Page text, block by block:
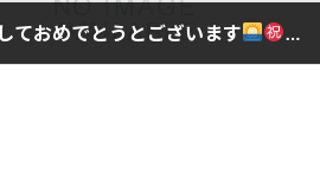
ておめでとうとございます